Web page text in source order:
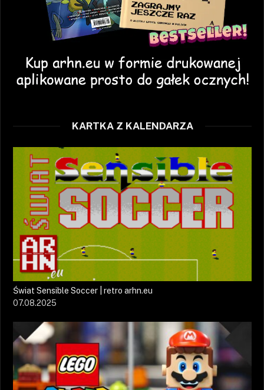
KARTKA Z KALENDARZA
Świat Sensible Soccer | retro arhn.eu
07.08.2025